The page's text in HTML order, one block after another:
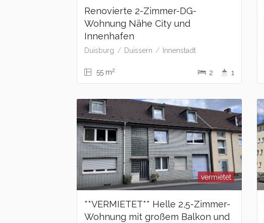
Renovierte 2-Zimmer-DG-
Wohnung Nähe City und
Innenhafen
Duisburg Duissern Innenstadt
55 m2 2 1
vermietet
**VERMIETET** Helle 2,5-Zimmer-
Wohnung mit großem Balkon und